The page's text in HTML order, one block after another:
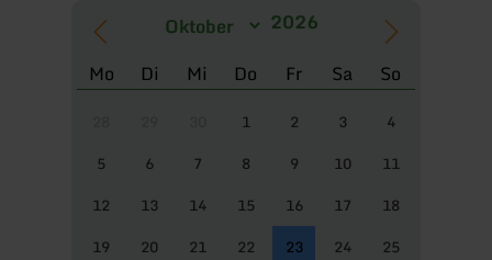
Mo Di Mi Do Fr Sa So
1 2 3
4
5
6 7 8 9 10
11
12
13 14 15 16 17
18
19
20 21 22 23 24
25